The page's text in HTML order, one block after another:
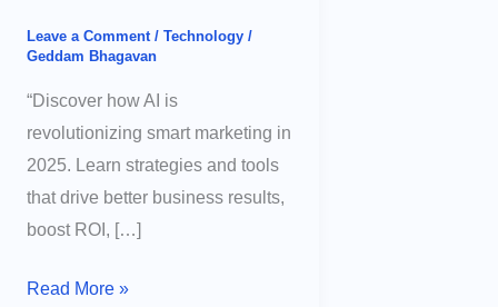
Leave a Comment / Technology /
Geddam Bhagavan
“Discover how AI is
revolutionizing smart marketing in
2025. Learn strategies and tools
that drive better business results,
boost ROI, […]
Smart
Read More »